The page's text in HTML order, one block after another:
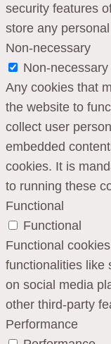
security features
store any
Non-necessary
Non-necessary
Any cookies that
the website to
collect user
embedded
cookies. It is
to running these
Functional
Functional
Functional
functionalities like
on social media
other third-party
Performance